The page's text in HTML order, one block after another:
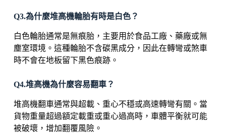
Q3.為什麼堆高機輪胎有時是白色？
白色輪胎通常是無痕胎，主要用於食品工廠、藥廠或無
塵室環境。這種輪胎不含碳黑成分，因此在轉彎或煞車
時不會在地板留下黑色痕跡。
Q4.堆高機為什麼容易翻車？
堆高機翻車通常與超載、重心不穩或高速轉彎有關。當
貨物重量超過額定載重或重心過高時，車體平衡就可能
被破壞，增加翻覆風險。